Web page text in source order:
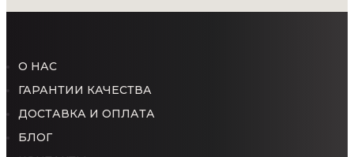
О НАС
ГАРАНТИИ КАЧЕСТВА
ДОСТАВКА И ОПЛАТА
БЛОГ